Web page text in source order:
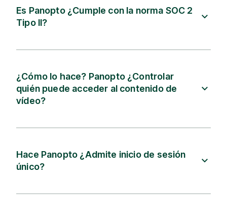
Es Panopto ¿Cumple con la norma SOC 2
Tipo II?
¿Cómo lo hace? Panopto ¿Controlar
quién puede acceder al contenido de
vídeo?
Hace Panopto ¿Admite inicio de sesión
único?